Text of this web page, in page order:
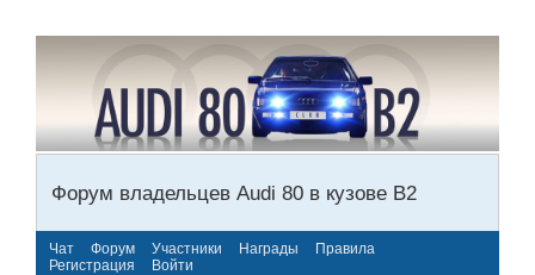
Форум владельцев Audi 80 в кузове В2
Чат Форум Участники Награды
Правила
Регистрация
Войти